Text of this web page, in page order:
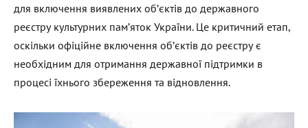
для включення виявлених об’єктів до державного
реєстру культурних пам’яток України. Це критичний етап,
оскільки офіційне включення об’єктів до реєстру є
необхідним для отримання державної підтримки в
процесі їхнього збереження та відновлення.